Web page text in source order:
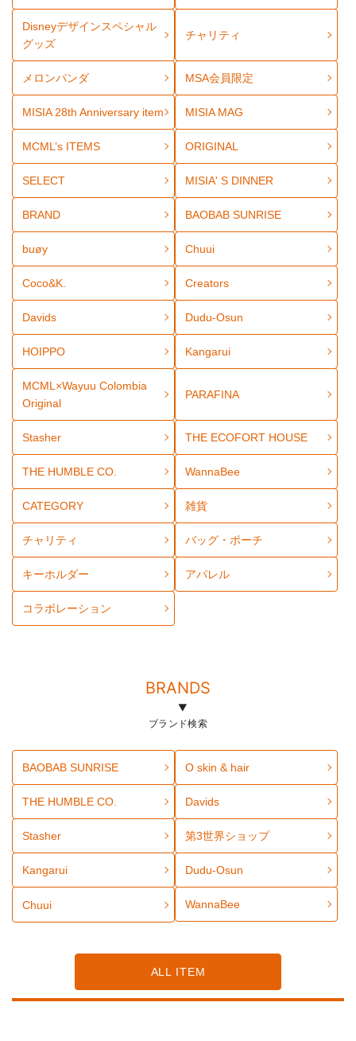
Disneyデザインスペシャル
グッズ
チャリティ
メロンパンダ MSA会員限定
MISIA 28th Anniversary item MISIA MAG
MCML’s ITEMS ORIGINAL
SELECT MISIA' S DINNER
BRAND BAOBAB SUNRISE
buøy Chuui
Coco&K. Creators
Davids Dudu-Osun
HOIPPO Kangarui
MCML×Wayuu Colombia
Original
PARAFINA
Stasher THE ECOFORT HOUSE
THE HUMBLE CO. WannaBee
CATEGORY 雑貨
チャリティ バッグ・ポーチ
キーホルダー アパレル
コラボレーション
BRANDS
ブランド検索
BAOBAB SUNRISE O skin & hair
THE HUMBLE CO. Davids
Stasher 第3世界ショップ
Kangarui Dudu-Osun
Chuui WannaBee
ALL ITEM